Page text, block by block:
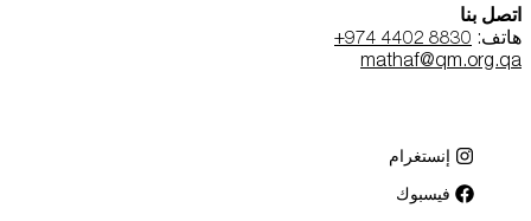
اتصل بنا
هاتف: +974 4402 8830
mathaf@qm.org.qa
إنستغرام
فيسبوك